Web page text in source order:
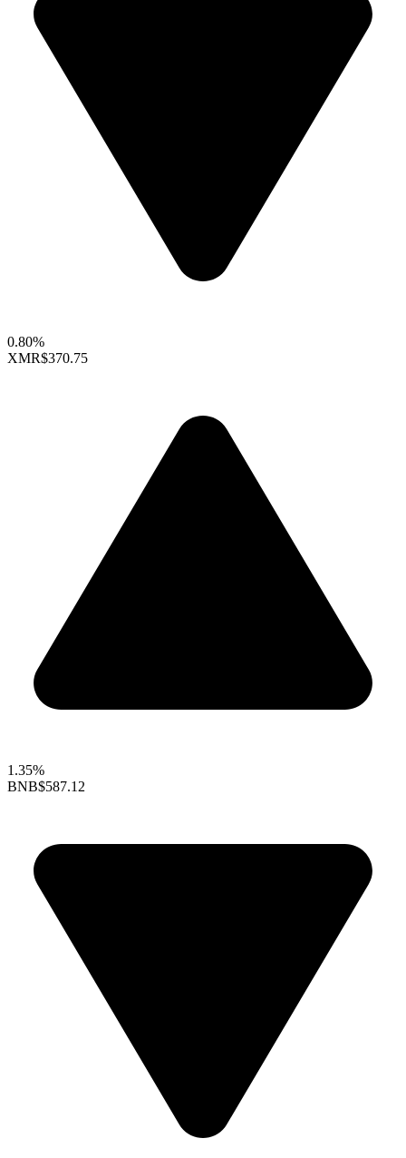
0.80%
XMR$370.75
1.35%
BNB$587.12